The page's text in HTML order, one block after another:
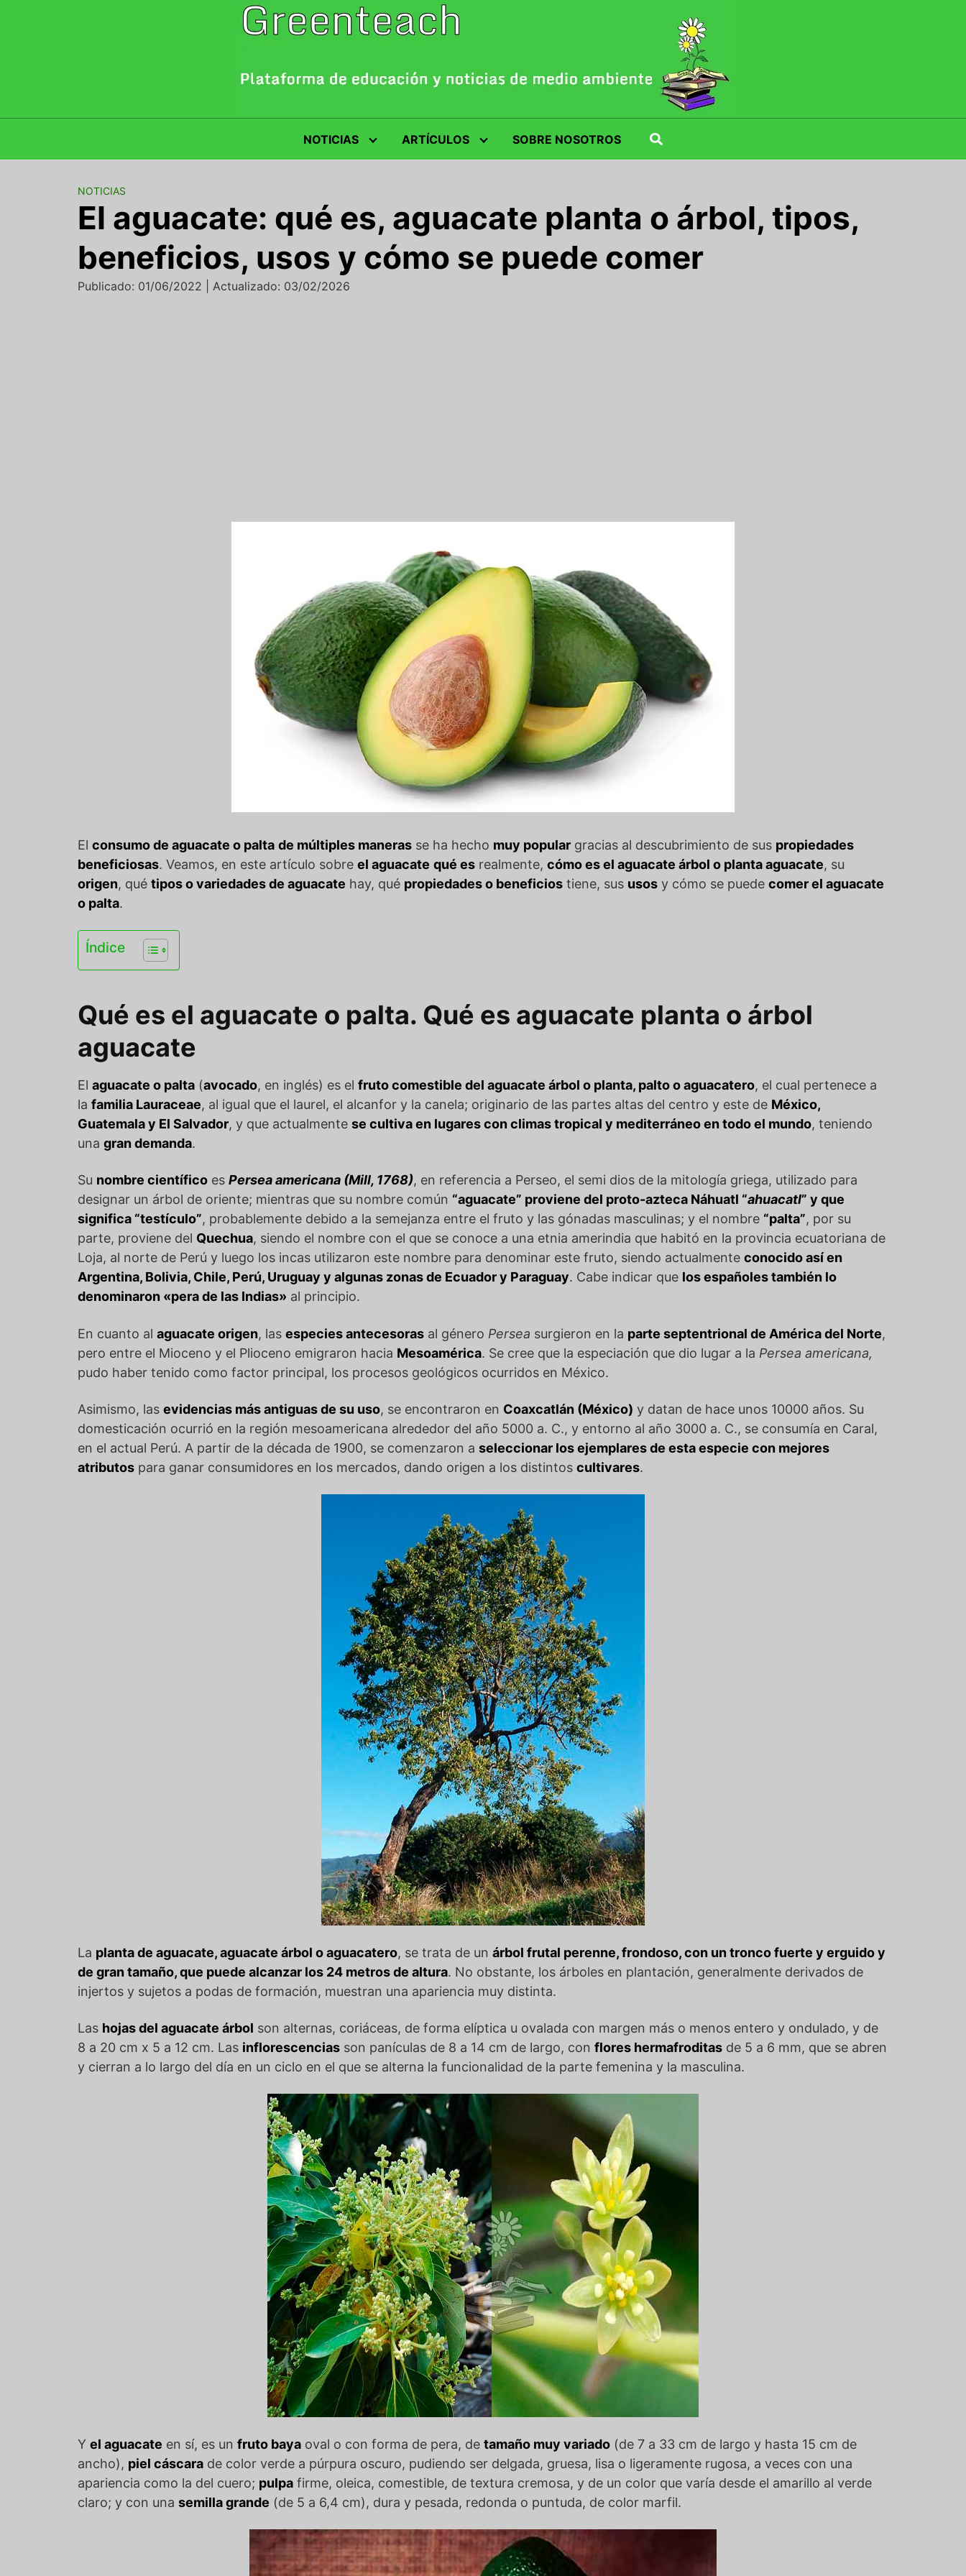
NOTICIAS ARTÍCULOS SOBRE NOSOTROS
NOTICIAS
El aguacate: qué es, aguacate planta o árbol, tipos,
beneficios, usos y cómo se puede comer
Publicado: 01/06/2022 | Actualizado: 03/02/2026
El consumo de aguacate o palta de múltiples maneras se ha hecho muy popular gracias al descubrimiento de sus propiedades
beneficiosas. Veamos, en este artículo sobre el aguacate qué es realmente, cómo es el aguacate árbol o planta aguacate, su
origen, qué tipos o variedades de aguacate hay, qué propiedades o beneficios tiene, sus usos y cómo se puede comer el aguacate
o palta.
Índice
Qué es el aguacate o palta. Qué es aguacate planta o árbol
aguacate
El aguacate o palta (avocado, en inglés) es el fruto comestible del aguacate árbol o planta, palto o aguacatero, el cual pertenece a
la familia Lauraceae, al igual que el laurel, el alcanfor y la canela; originario de las partes altas del centro y este de México,
Guatemala y El Salvador, y que actualmente se cultiva en lugares con climas tropical y mediterráneo en todo el mundo, teniendo
una gran demanda.
Su nombre científico es Persea americana (Mill, 1768), en referencia a Perseo, el semi dios de la mitología griega, utilizado para
designar un árbol de oriente; mientras que su nombre común “aguacate” proviene del proto-azteca Náhuatl “ahuacatl” y que
significa “testículo”, probablemente debido a la semejanza entre el fruto y las gónadas masculinas; y el nombre “palta”, por su
parte, proviene del Quechua, siendo el nombre con el que se conoce a una etnia amerindia que habitó en la provincia ecuatoriana de
Loja, al norte de Perú y luego los incas utilizaron este nombre para denominar este fruto, siendo actualmente conocido así en
Argentina, Bolivia, Chile, Perú, Uruguay y algunas zonas de Ecuador y Paraguay. Cabe indicar que los españoles también lo
denominaron «pera de las Indias» al principio.
En cuanto al aguacate origen, las especies antecesoras al género Persea surgieron en la parte septentrional de América del Norte,
pero entre el Mioceno y el Plioceno emigraron hacia Mesoamérica. Se cree que la especiación que dio lugar a la Persea americana,
pudo haber tenido como factor principal, los procesos geológicos ocurridos en México.
Asimismo, las evidencias más antiguas de su uso, se encontraron en Coaxcatlán (México) y datan de hace unos 10000 años. Su
domesticación ocurrió en la región mesoamericana alrededor del año 5000 a. C., y entorno al año 3000 a. C., se consumía en Caral,
en el actual Perú. A partir de la década de 1900, se comenzaron a seleccionar los ejemplares de esta especie con mejores
atributos para ganar consumidores en los mercados, dando origen a los distintos cultivares.
La planta de aguacate, aguacate árbol o aguacatero, se trata de un árbol frutal perenne, frondoso, con un tronco fuerte y erguido y
de gran tamaño, que puede alcanzar los 24 metros de altura. No obstante, los árboles en plantación, generalmente derivados de
injertos y sujetos a podas de formación, muestran una apariencia muy distinta.
Las hojas del aguacate árbol son alternas, coriáceas, de forma elíptica u ovalada con margen más o menos entero y ondulado, y de
8 a 20 cm x 5 a 12 cm. Las inflorescencias son panículas de 8 a 14 cm de largo, con flores hermafroditas de 5 a 6 mm, que se abren
y cierran a lo largo del día en un ciclo en el que se alterna la funcionalidad de la parte femenina y la masculina.
Y el aguacate en sí, es un fruto baya oval o con forma de pera, de tamaño muy variado (de 7 a 33 cm de largo y hasta 15 cm de
ancho), piel cáscara de color verde a púrpura oscuro, pudiendo ser delgada, gruesa, lisa o ligeramente rugosa, a veces con una
apariencia como la del cuero; pulpa firme, oleica, comestible, de textura cremosa, y de un color que varía desde el amarillo al verde
claro; y con una semilla grande (de 5 a 6,4 cm), dura y pesada, redonda o puntuda, de color marfil.